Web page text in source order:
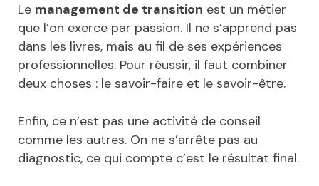
Le management de transition est un métier
que l’on exerce par passion. Il ne s’apprend pas
dans les livres, mais au fil de ses expériences
professionnelles. Pour réussir, il faut combiner
deux choses : le savoir-faire et le savoir-être.
Enfin, ce n’est pas une activité de conseil
comme les autres. On ne s’arrête pas au
diagnostic, ce qui compte c’est le résultat final.